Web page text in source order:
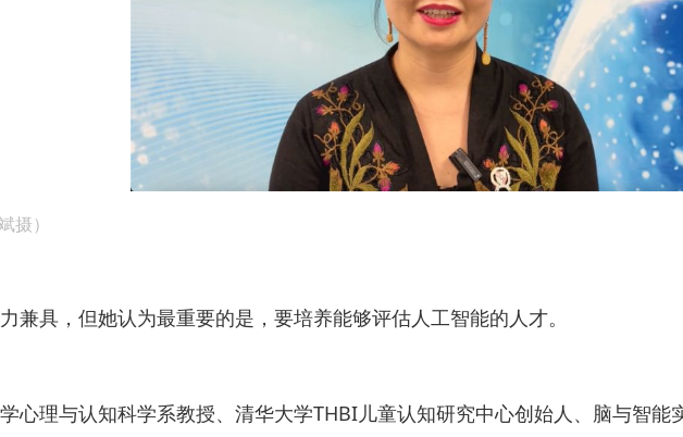
摄）
兼具，但她认为最重要的是，要培养能够评估人工智能的人才。
心理与认知科学系教授、清华大学THBI儿童认知研究中心创始人、脑与智